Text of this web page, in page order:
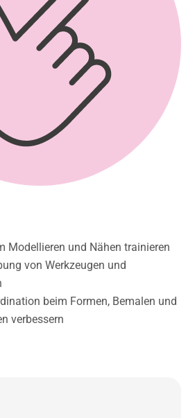
Modellieren und Nähen trainieren
von Werkzeugen und
beim Formen, Bemalen und
verbessern